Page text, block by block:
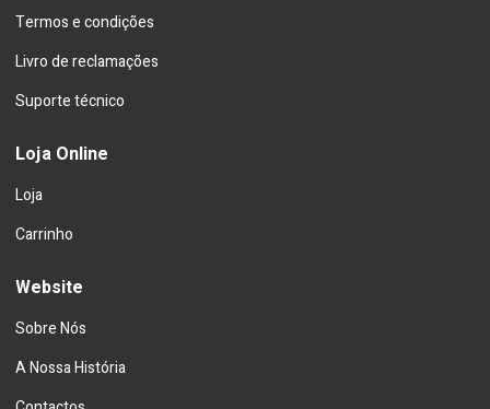
Termos e condições
Livro de reclamações
Suporte técnico
Loja Online
Loja
Carrinho
Website
Sobre Nós
A Nossa História